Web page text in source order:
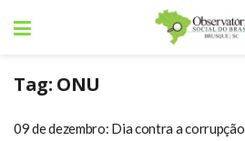
Tag: ONU
09 de dezembro: Dia contra a corrupção